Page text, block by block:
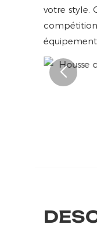
votre style.